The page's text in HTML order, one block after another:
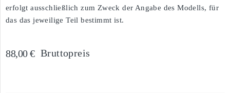
erfolgt ausschließlich zum Zweck der Angabe des Modells, für
das das jeweilige Teil bestimmt ist.
88,00 € Bruttopreis